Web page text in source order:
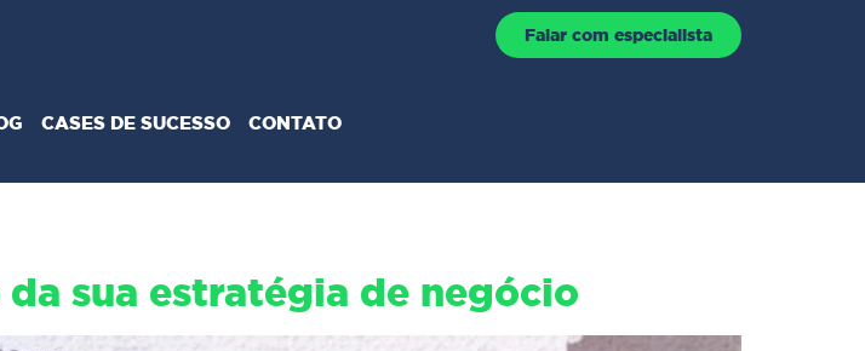
Falar com especialista
CASES DE SUCESSO CONTATO
sua estratégia de negócio